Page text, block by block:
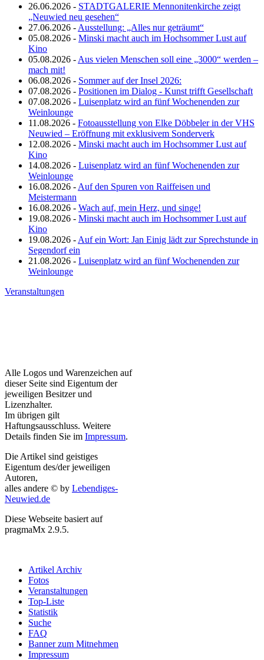
26.06.2026 - STADTGALERIE Mennonitenkirche zeigt
„Neuwied neu gesehen“
27.06.2026 - Ausstellung: „Alles nur geträumt“
05.08.2026 - Minski macht auch im Hochsommer Lust auf
Kino
05.08.2026 - Aus vielen Menschen soll eine „3000“ werden –
mach mit!
06.08.2026 - Sommer auf der Insel 2026:
07.08.2026 - Positionen im Dialog - Kunst trifft Gesellschaft
07.08.2026 - Luisenplatz wird an fünf Wochenenden zur
Weinlounge
11.08.2026 - Fotoausstellung von Elke Döbbeler in der VHS
Neuwied – Eröffnung mit exklusivem Sonderverk
12.08.2026 - Minski macht auch im Hochsommer Lust auf
Kino
14.08.2026 - Luisenplatz wird an fünf Wochenenden zur
Weinlounge
16.08.2026 - Auf den Spuren von Raiffeisen und
Meistermann
16.08.2026 - Wach auf, mein Herz, und singe!
19.08.2026 - Minski macht auch im Hochsommer Lust auf
Kino
19.08.2026 - Auf ein Wort: Jan Einig lädt zur Sprechstunde in
Segendorf ein
21.08.2026 - Luisenplatz wird an fünf Wochenenden zur
Weinlounge
Veranstaltungen
Alle Logos und Warenzeichen auf
dieser Seite sind Eigentum der
jeweiligen Besitzer und
Lizenzhalter.
Im übrigen gilt
Haftungsausschluss. Weitere
Details finden Sie im Impressum.
Die Artikel sind geistiges
Eigentum des/der jeweiligen
Autoren,
alles andere © by Lebendiges-
Neuwied.de
Diese Webseite basiert auf
pragmaMx 2.9.5.
Artikel Archiv
Fotos
Veranstaltungen
Top-Liste
Statistik
Suche
FAQ
Banner zum Mitnehmen
Impressum